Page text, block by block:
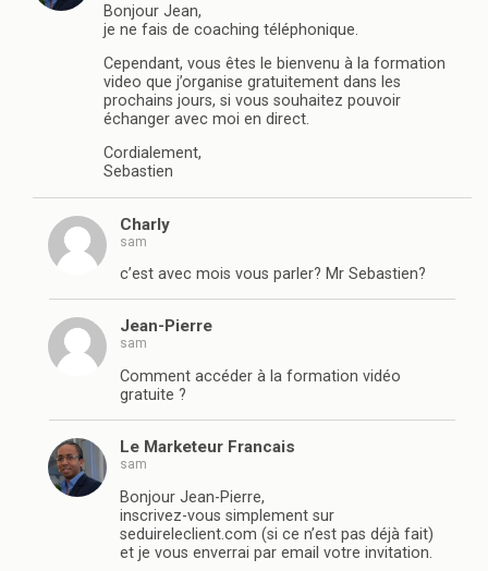
Bonjour Jean,
je ne fais de coaching téléphonique.
Cependant, vous êtes le bienvenu à la formation
video que j’organise gratuitement dans les
prochains jours, si vous souhaitez pouvoir
échanger avec moi en direct.
Cordialement,
Sebastien
Charly
sam
c’est avec mois vous parler? Mr Sebastien?
Jean-Pierre
sam
Comment accéder à la formation vidéo
gratuite ?
Le Marketeur Francais
sam
Bonjour Jean-Pierre,
inscrivez-vous simplement sur
seduireleclient.com (si ce n’est pas déjà fait)
et je vous enverrai par email votre invitation.